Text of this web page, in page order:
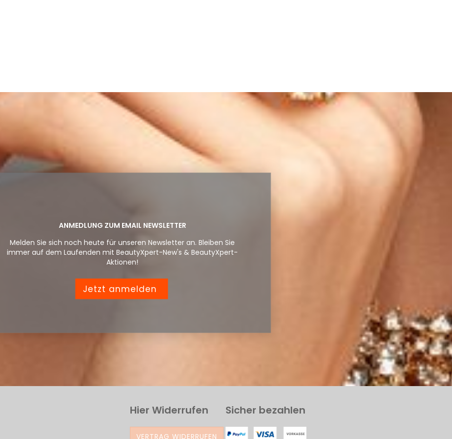
ANMEDLUNG ZUM EMAIL NEWSLETTER
Melden Sie sich noch heute für unseren Newsletter an. Bleiben Sie
immer auf dem Laufenden mit BeautyXpert-New's & BeautyXpert-
Aktionen!
Jetzt anmelden
Hier Widerrufen
VERTRAG WIDERRUFEN
Sicher bezahlen